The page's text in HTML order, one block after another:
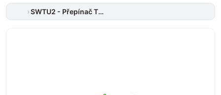
SWTU2 - Přepínač TX modulů